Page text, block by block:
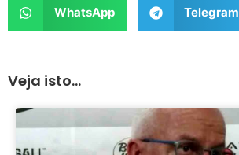
WhatsApp Telegram
Veja isto...